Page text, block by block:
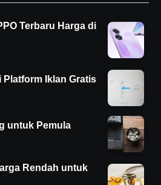
Terbaru Harga di
Platform Iklan Gratis
untuk Pemula
Rendah untuk